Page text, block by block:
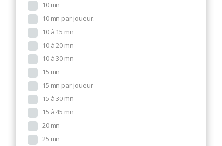
10 mn
10 mn par joueur.
10 à 15 mn
10 à 20 mn
10 à 30 mn
15 mn
15 mn par joueur
15 à 30 mn
15 à 45 mn
20 mn
25 mn